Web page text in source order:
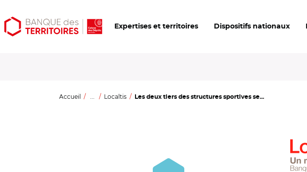
Aller
au
Aller
au
Ouvrir
les
Expertises et territoires Dispositifs nationaux
Accueil ... Localtis Les deux tiers des structures sportives se...